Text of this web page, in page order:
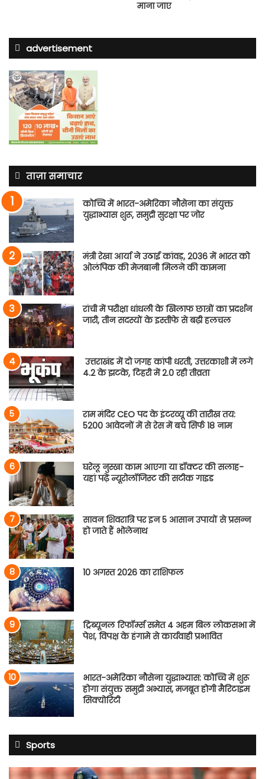
माना जाए
advertisement
ताज़ा समाचार
कोच्चि में भारत-अमेरिका नौसेना का संयुक्त
युद्धाभ्यास शुरू, समुद्री सुरक्षा पर जोर
मंत्री रेखा आर्या ने उठाई कांवड़, 2036 में भारत को
ओलंपिक की मेजबानी मिलने की कामना
रांची में परीक्षा धांधली के खिलाफ छात्रों का प्रदर्शन
जारी, तीन सदस्यों के इस्तीफे से बढ़ी हलचल
उत्तराखंड में दो जगह कांपी धरती, उत्तरकाशी में लगे
4.2 के झटके, टिहरी में 2.0 रही तीव्रता
राम मंदिर CEO पद के इंटरव्यू की तारीख तय:
5200 आवेदनों में से रेस में बचे सिर्फ 18 नाम
घरेलू नुस्खा काम आएगा या डॉक्टर की सलाह-
यहां पढ़ें न्यूरोलॉजिस्ट की सटीक गाइड
सावन शिवरात्रि पर इन 5 आसान उपायों से प्रसन्न
हो जाते हैं भोलेनाथ
10 अगस्त 2026 का राशिफल
ट्रिब्यूनल रिफॉर्म्स समेत 4 अहम बिल लोकसभा में
पेश, विपक्ष के हंगामे से कार्यवाही प्रभावित
भारत-अमेरिका नौसेना युद्धाभ्यास: कोच्चि में शुरू
होगा संयुक्त समुद्री अभ्यास, मजबूत होगी मैरिटाइम
सिक्योरिटी
Sports
साई